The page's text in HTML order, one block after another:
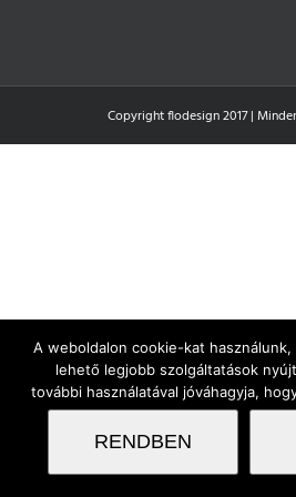
Copyright flodesign 2017 |
A weboldalon cookie-kat
lehető legjobb szolgáltatások
további használatával jóváhagyja,
RENDBEN